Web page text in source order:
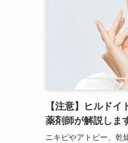
【注意】ヒルド
薬剤師が解説しま
ニキビやアトピー、乾